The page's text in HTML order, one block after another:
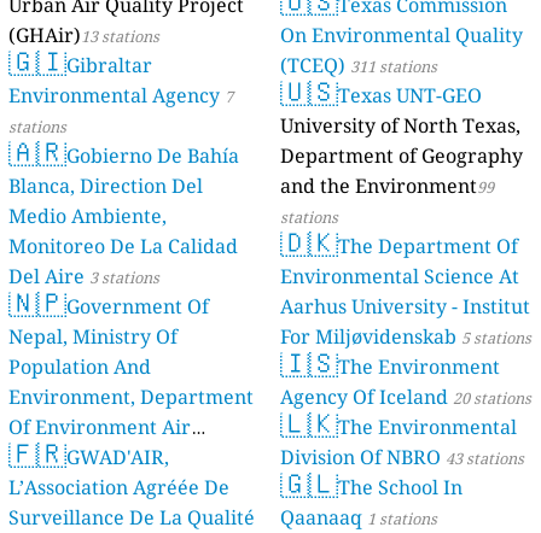
(GHAir)13 stations
🇬🇮Gibraltar
Environmental Agency 7
stations
🇦🇷Gobierno De Bahía
Blanca, Direction Del
Medio Ambiente,
Monitoreo De La Calidad
Del Aire 3 stations
🇳🇵Government Of
Nepal, Ministry Of
Population And
Environment, Department
Of Environment Air
Quality Monitoring
stations
🇫🇷GWAD'AIR,
L’Association Agréée De
Surveillance De La Qualité
On Environmental Quality
(TCEQ) 311 stations
🇺🇸Texas UNT-GEO
University of North Texas,
Department of Geography
and the Environment99
stations
🇩🇰The Department Of
Environmental Science At
Aarhus University - Institut
For Miljøvidenskab 5 stations
🇮🇸The Environment
Agency Of Iceland 20 stations
🇱🇰The Environmental
Division Of NBRO 43 stations
🇬🇱The School In
Qaanaaq 1 stations